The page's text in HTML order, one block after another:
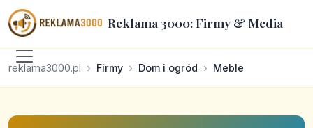
Reklama 3000: Firmy & Media
reklama3000.pl Firmy Dom i ogród Meble